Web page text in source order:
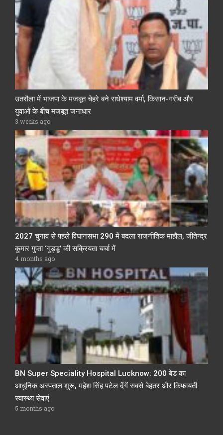
उतरौला में भाजपा के मजबूत चेहरे बने राधेश्याम वर्मा, किसान-गरीब और
युवाओं के बीच मजबूत जनाधार
3 weeks ago
2027 चुनाव से पहले विधानसभा 290 में बदला राजनीतिक माहौल, जीतेन्द्र
कुमार गुप्ता ‘गुड्डू’ की सक्रियता चर्चा में
4 months ago
BN Super Speciality Hospital Lucknow: 200 बेड का
आधुनिक अस्पताल शुरू, महेश सिंह पटेल देंगें सबसे बेहतर और किफायती
स्वास्थ्य सेवाएं
5 months ago